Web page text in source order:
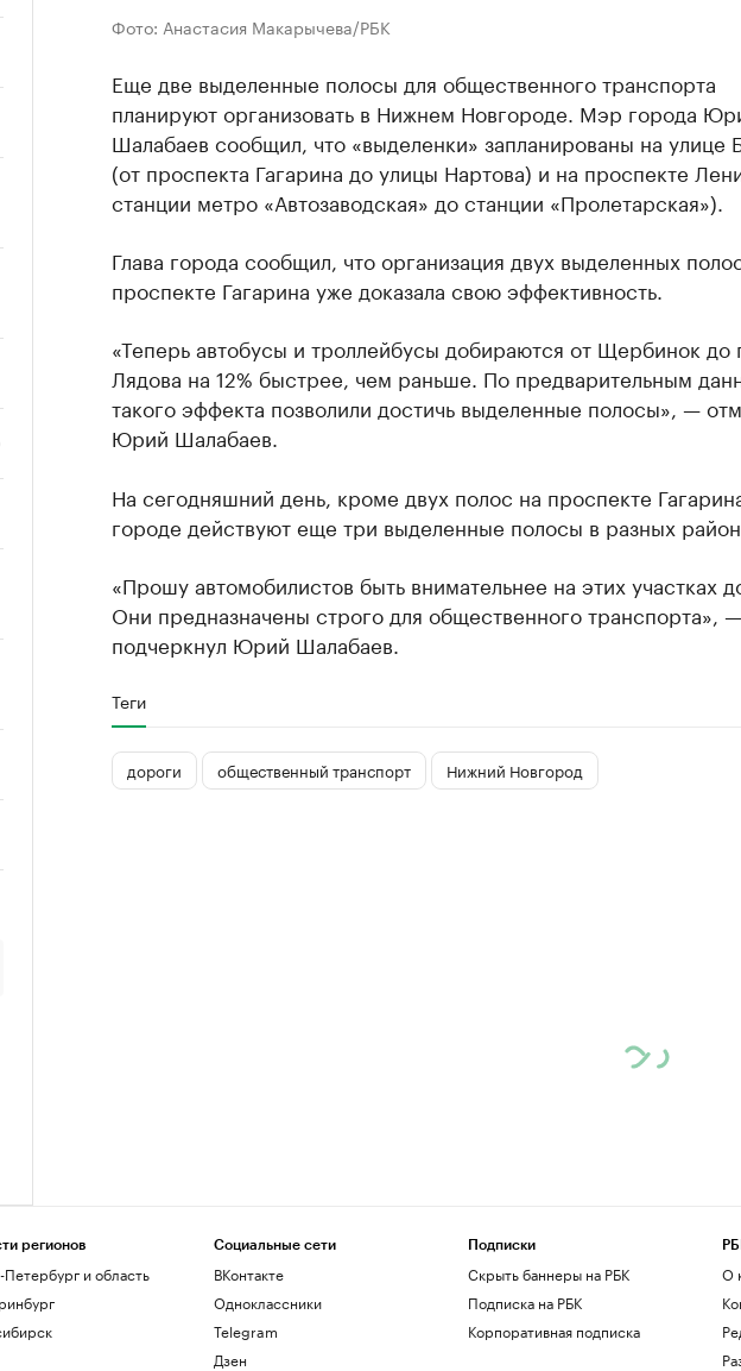
Фото: Анастасия Макарычева/РБК
Еще две выделенные полосы для общественного транспорта
планируют организовать в Нижнем Новгороде. Мэр города
Шалабаев сообщил, что «выделенки» запланированы на улице
(от проспекта Гагарина до улицы Нартова) и на проспекте
станции метро «Автозаводская» до станции «Пролетарская»).
Глава города сообщил, что организация двух выделенных
проспекте Гагарина уже доказала свою эффективность.
«Теперь автобусы и троллейбусы добираются от Щербинок до
Лядова на 12% быстрее, чем раньше. По предварительным
такого эффекта позволили достичь выделенные полосы», —
Юрий Шалабаев.
На сегодняшний день, кроме двух полос на проспекте
городе действуют еще три выделенные полосы в разных
«Прошу автомобилистов быть внимательнее на этих участках
Они предназначены строго для общественного транспорта», —
подчеркнул Юрий Шалабаев.
Теги
дороги общественный транспорт Нижний Новгород
регионов
Петербург и область
Социальные сети
ВКонтакте
Одноклассники
Telegram
Дзен
Подписки
Скрыть баннеры на РБК
Подписка на РБК
Корпоративная подписка
О